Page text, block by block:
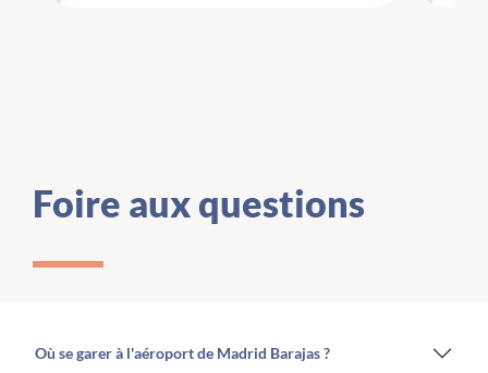
Foire aux questions
Où se garer à l'aéroport de Madrid Barajas ?